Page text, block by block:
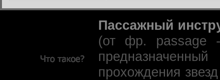
Пассажный
(от фр. passage -
прохождения